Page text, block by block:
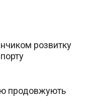
розвитку
продовжують